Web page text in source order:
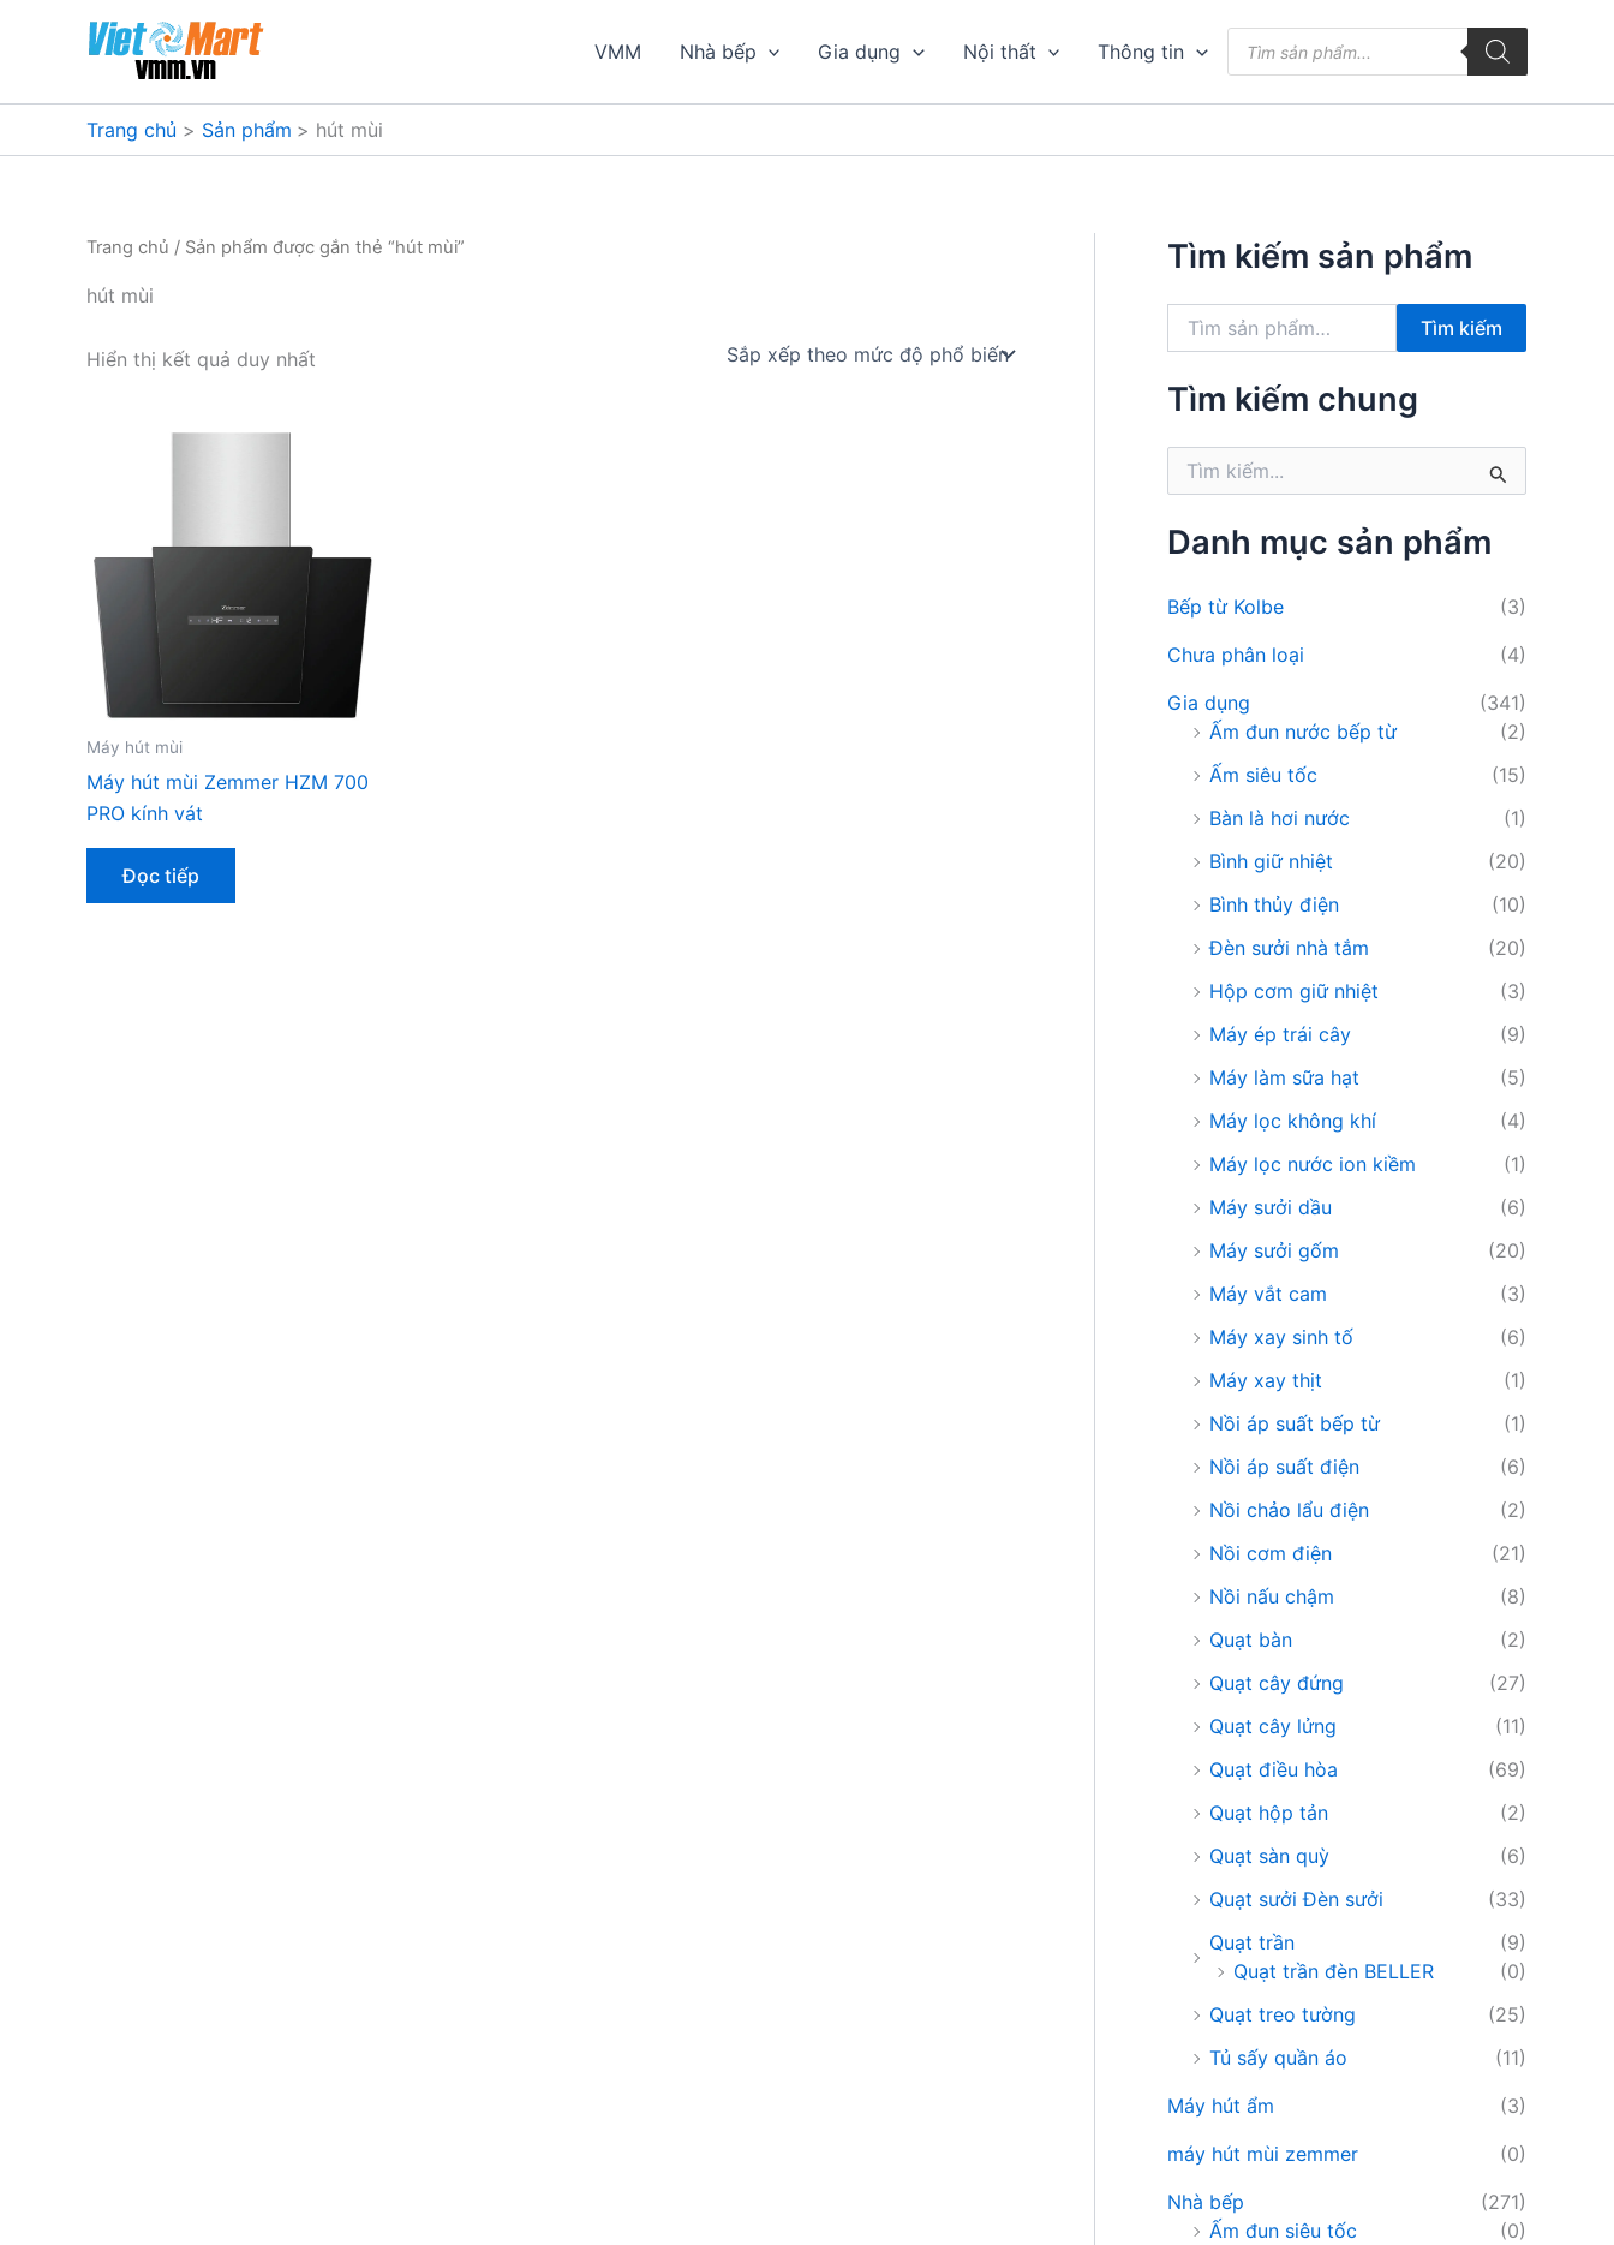
dung
VMM Nhà bếp Gia dụng Nội thất Thông tin
kiếm
phẩm
Trang chủ Sản phẩm hút mùi
Trang chủ / Sản phẩm được gắn thẻ “hút mùi”
hút mùi
Hiển thị kết quả duy nhất
Máy hút mùi
Máy hút mùi Zemmer HZM 700
PRO kính vát
Đọc tiếp
Tìm kiếm sản phẩm
k
Tìm kiếm
Tìm kiếm chung
k
m
Danh mục sản phẩm
Bếp từ Kolbe
(3)
Chưa phân loại
(4)
Gia dụng
(341)
Ấm đun nước bếp từ
(2)
Ấm siêu tốc
(15)
Bàn là hơi nước
(1)
Bình giữ nhiệt
(20)
Bình thủy điện
(10)
Đèn sưởi nhà tắm
(20)
Hộp cơm giữ nhiệt
(3)
Máy ép trái cây
(9)
Máy làm sữa hạt
(5)
Máy lọc không khí
(4)
Máy lọc nước ion kiềm
(1)
Máy sưởi dầu
(6)
Máy sưởi gốm
(20)
Máy vắt cam
(3)
Máy xay sinh tố
(6)
Máy xay thịt
(1)
Nồi áp suất bếp từ
(1)
Nồi áp suất điện
(6)
Nồi chảo lẩu điện
(2)
Nồi cơm điện
(21)
Nồi nấu chậm
(8)
Quạt bàn
(2)
Quạt cây đứng
(27)
Quạt cây lửng
(11)
Quạt điều hòa
(69)
Quạt hộp tản
(2)
Quạt sàn quỳ
(6)
Quạt sưởi Đèn sưởi
(33)
Quạt trần
(9)
Quạt trần đèn BELLER
(0)
Quạt treo tường
(25)
Tủ sấy quần áo
(11)
Máy hút ẩm
(3)
máy hút mùi zemmer
(0)
Nhà bếp
(271)
Ấm đun siêu tốc
(0)